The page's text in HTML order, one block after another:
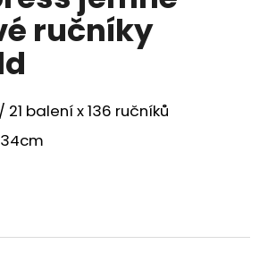
ručníky
21 balení x 136 ručníků
34cm